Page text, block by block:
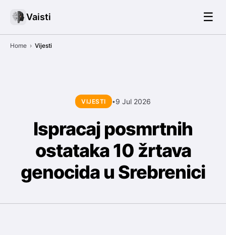
Vaisti ☰
Home › Vijesti
VIJESTI •9 Jul 2026
Ispracaj posmrtnih
ostataka 10 žrtava
genocida u Srebrenici